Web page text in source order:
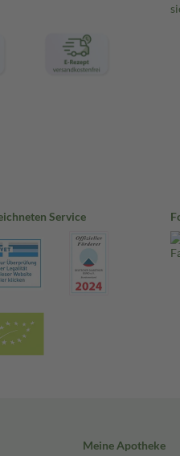
Service
Meine Apotheke